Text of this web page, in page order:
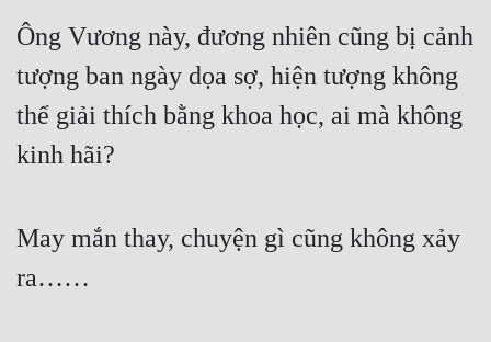
Ông Vương này, đương nhiên cũng bị cảnh
tượng ban ngày dọa sợ, hiện tượng không
thể giải thích bằng khoa học, ai mà không
kinh hãi?
May mắn thay, chuyện gì cũng không xảy
ra……